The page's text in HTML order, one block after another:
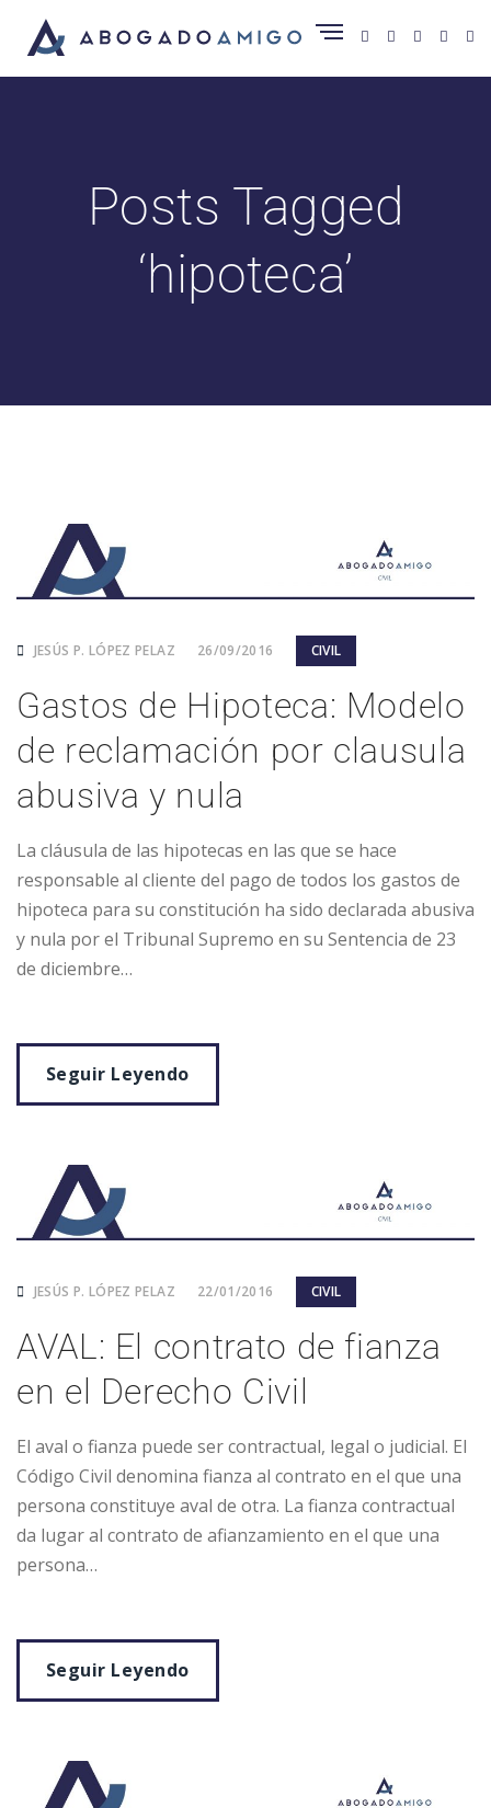
Posts Tagged
‘hipoteca’
JESÚS P. LÓPEZ PELAZ 26/09/2016 CIVIL
Gastos de Hipoteca: Modelo
de reclamación por clausula
abusiva y nula
La cláusula de las hipotecas en las que se hace
responsable al cliente del pago de todos los gastos de
hipoteca para su constitución ha sido declarada abusiva
y nula por el Tribunal Supremo en su Sentencia de 23
de diciembre…
Seguir Leyendo
JESÚS P. LÓPEZ PELAZ 22/01/2016 CIVIL
AVAL: El contrato de fianza
en el Derecho Civil
El aval o fianza puede ser contractual, legal o judicial. El
Código Civil denomina fianza al contrato en el que una
persona constituye aval de otra. La fianza contractual
da lugar al contrato de afianzamiento en el que una
persona…
Seguir Leyendo